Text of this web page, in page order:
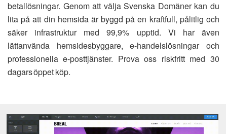
betallösningar. Genom att välja Svenska Domäner kan du
lita på att din hemsida är byggd på en kraftfull, pålitlig och
säker infrastruktur med 99,9% upptid. Vi har även
lättanvända hemsidesbyggare, e-handelslösningar och
professionella e-posttjänster. Prova oss riskfritt med 30
dagars öppet köp.